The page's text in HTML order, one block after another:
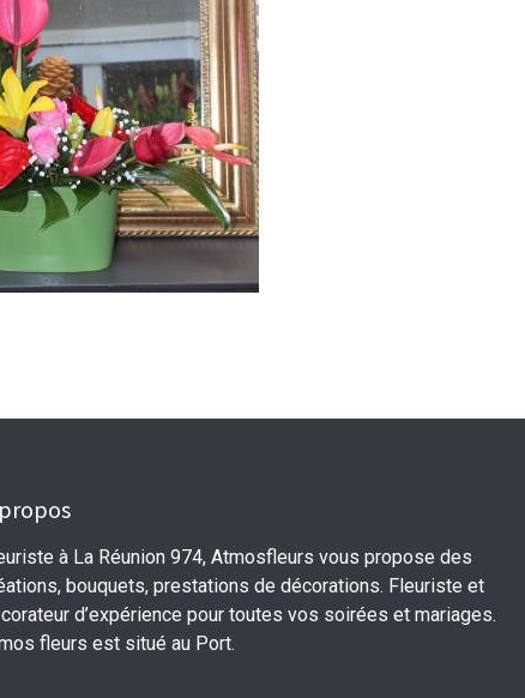
à La Réunion 974, Atmosfleurs vous propose des
bouquets, prestations de décorations. Fleuriste et
d’expérience pour toutes vos soirées et mariages.
fleurs est situé au Port.